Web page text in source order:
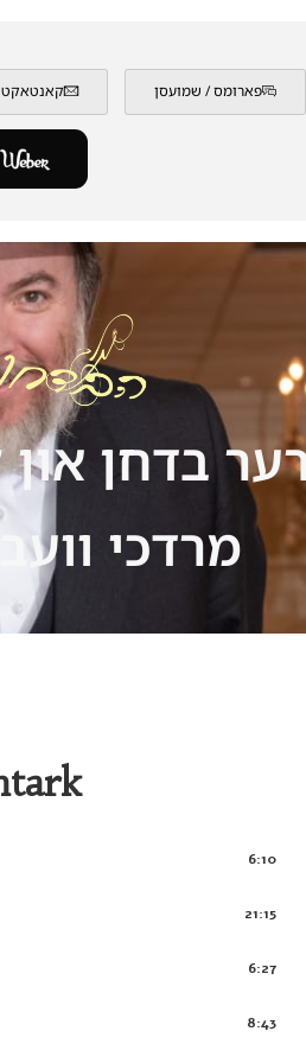
קאנטאקט פארומס / שמועסן
בדחן
מרדכי
6:10
21:15
6:27
8:43